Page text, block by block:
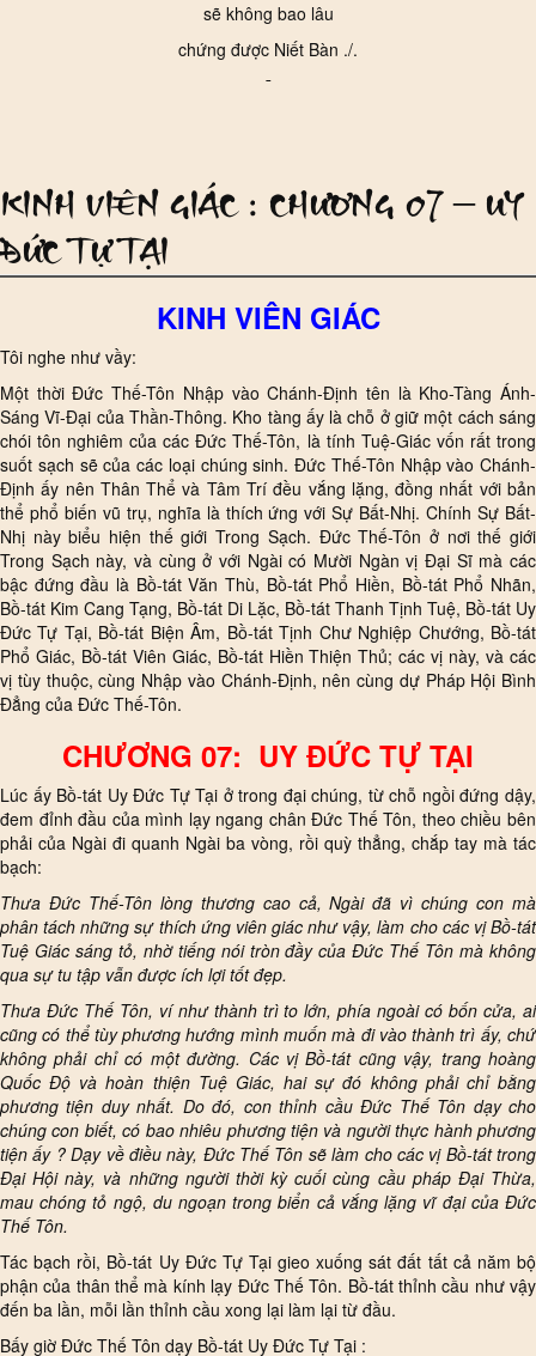
sẽ không bao lâu
chứng được Niết Bàn ./.
¯
KINH VIÊN GIÁC : CHƯƠNG 07 – UY
ĐỨC TỰ TẠI
KINH VIÊN GIÁC
Tôi nghe như vầy:
Một thời Đức Thế-Tôn Nhập vào Chánh-Định tên là Kho-Tàng Ánh-
Sáng Vĩ-Đại của Thần-Thông. Kho tàng ấy là chỗ ở giữ một cách sáng
chói tôn nghiêm của các Đức Thế-Tôn, là tính Tuệ-Giác vốn rất trong
suốt sạch sẽ của các loại chúng sinh. Đức Thế-Tôn Nhập vào Chánh-
Định ấy nên Thân Thể và Tâm Trí đều vắng lặng, đồng nhất với bản
thể phổ biến vũ trụ, nghĩa là thích ứng với Sự Bất-Nhị. Chính Sự Bất-
Nhị này biểu hiện thế giới Trong Sạch. Đức Thế-Tôn ở nơi thế giới
Trong Sạch này, và cùng ở với Ngài có Mười Ngàn vị Đại Sĩ mà các
bậc đứng đầu là Bồ-tát Văn Thù, Bồ-tát Phổ Hiền, Bồ-tát Phổ Nhãn,
Bồ-tát Kim Cang Tạng, Bồ-tát Di Lặc, Bồ-tát Thanh Tịnh Tuệ, Bồ-tát Uy
Đức Tự Tại, Bồ-tát Biện Âm, Bồ-tát Tịnh Chư Nghiệp Chướng, Bồ-tát
Phổ Giác, Bồ-tát Viên Giác, Bồ-tát Hiền Thiện Thủ; các vị này, và các
vị tùy thuộc, cùng Nhập vào Chánh-Định, nên cùng dự Pháp Hội Bình
Đẳng của Đức Thế-Tôn.
CHƯƠNG 07: UY ĐỨC TỰ TẠI
Lúc ấy Bồ-tát Uy Đức Tự Tại ở trong đại chúng, từ chỗ ngồi đứng dậy,
đem đỉnh đầu của mình lạy ngang chân Đức Thế Tôn, theo chiều bên
phải của Ngài đi quanh Ngài ba vòng, rồi quỳ thẳng, chắp tay mà tác
bạch:
Thưa Đức Thế-Tôn lòng thương cao cả, Ngài đã vì chúng con mà
phân tách những sự thích ứng viên giác như vậy, làm cho các vị Bồ-tát
Tuệ Giác sáng tỏ, nhờ tiếng nói tròn đầy của Đức Thế Tôn mà không
qua sự tu tập vẫn được ích lợi tốt đẹp.
Thưa Đức Thế Tôn, ví như thành trì to lớn, phía ngoài có bốn cửa, ai
cũng có thể tùy phương hướng mình muốn mà đi vào thành trì ấy, chứ
không phải chỉ có một đường. Các vị Bồ-tát cũng vậy, trang hoàng
Quốc Độ và hoàn thiện Tuệ Giác, hai sự đó không phải chỉ bằng
phương tiện duy nhất. Do đó, con thỉnh cầu Đức Thế Tôn dạy cho
chúng con biết, có bao nhiêu phương tiện và người thực hành phương
tiện ấy ? Dạy về điều này, Đức Thế Tôn sẽ làm cho các vị Bồ-tát trong
Đại Hội này, và những người thời kỳ cuối cùng cầu pháp Đại Thừa,
mau chóng tỏ ngộ, du ngoạn trong biển cả vắng lặng vĩ đại của Đức
Thế Tôn.
Tác bạch rồi, Bồ-tát Uy Đức Tự Tại gieo xuống sát đất tất cả năm bộ
phận của thân thể mà kính lạy Đức Thế Tôn. Bồ-tát thỉnh cầu như vậy
đến ba lần, mỗi lần thỉnh cầu xong lại làm lại từ đầu.
Bấy giờ Đức Thế Tôn dạy Bồ-tát Uy Đức Tự Tại :